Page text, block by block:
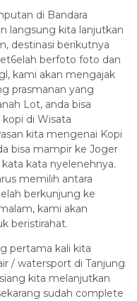
di Bandara
langsung kita lanjutkan
destinasi berikutnya
berfoto foto dan
kami akan mengajak
prasmanan yang
Lot, anda bisa
di Wisata
kita mengenai Kopi
bisa mampir ke Joger
kata nyelenehnya.
memilih antara
berkunjung ke
kami akan
beristirahat.
pertama kali kita
/ watersport di Tanjung
kita melanjutkan
sudah complete